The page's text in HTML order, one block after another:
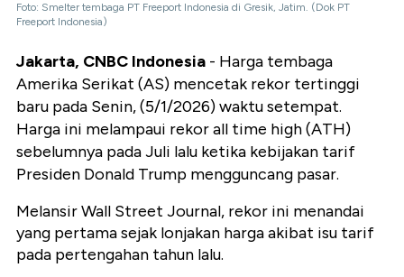
Foto: Smelter tembaga PT Freeport Indonesia di Gresik, Jatim. (Dok PT
Freeport Indonesia)
Jakarta, CNBC Indonesia - Harga tembaga
Amerika Serikat (AS) mencetak rekor tertinggi
baru pada Senin, (5/1/2026) waktu setempat.
Harga ini melampaui rekor all time high (ATH)
sebelumnya pada Juli lalu ketika kebijakan tarif
Presiden Donald Trump mengguncang pasar.
Melansir Wall Street Journal, rekor ini menandai
yang pertama sejak lonjakan harga akibat isu tarif
pada pertengahan tahun lalu.